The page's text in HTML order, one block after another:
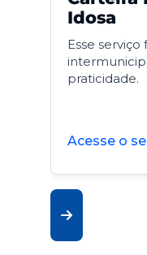
Idosa
Esse
praticidade.
Acesse o